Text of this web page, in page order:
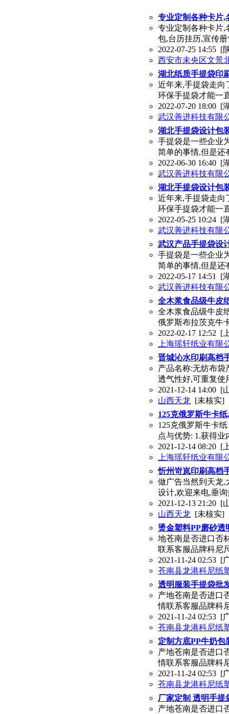
专业定制各种卡片,
专业定制各种卡片,
包,台历挂历,宣传
2022-07-25 14:55 [
西安市未央区文景
湖北纸质手提袋印
近年来,手提袋走向
环保手提袋才能一
2022-07-20 18:00 [
武汉善进科技有限
湖北手提袋设计包
手提袋是一些企业
简单的事情,但是还
2022-06-30 16:40 [
武汉善进科技有限
湖北手提袋设计包
近年来,手提袋走向
环保手提袋才能一
2022-05-25 10:24 [
武汉善进科技有限
武汉产品手提袋设
手提袋是一些企业
简单的事情,但是还
2022-05-17 14:51 [
武汉善进科技有限
全木浆食品级牛皮
全木浆食品级牛皮
俄罗斯布拉茨克牛
2022-02-17 12:52 [
上海瑶轩纸业有限
晋城沁水印刷高档
产品名称:无纺布袋
透气性好,可重复使
2021-12-14 14:00 [
山西天龙 [未核实]
125克俄罗斯牛卡
125克俄罗斯牛卡
点与优势: 1.获得业
2021-12-14 08:20 [
上海瑶轩纸业有限
忻州岢岚印刷高
做广告当然到天龙,
设计,欢迎来电,
2021-12-13 21:20 [
山西天龙 [未核实]
烫金塑料PP磨砂
地苍南是否进口否
联系客服品牌科尼
2021-11-24 02:53 [
苍南县龙港科尼纸
透明服装手提袋批
产地苍南是否进口
情联系客服品牌科
2021-11-24 02:53 [
苍南县龙港科尼纸
定制方底PP牛奶
产地苍南是否进口
情联系客服品牌科
2021-11-24 02:53 [
苍南县龙港科尼纸
厂家定制 透明手提
产地苍南是否进口